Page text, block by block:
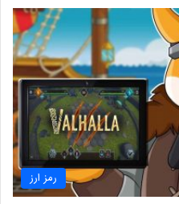
رمز ارز